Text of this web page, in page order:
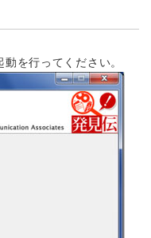
を行ってください。